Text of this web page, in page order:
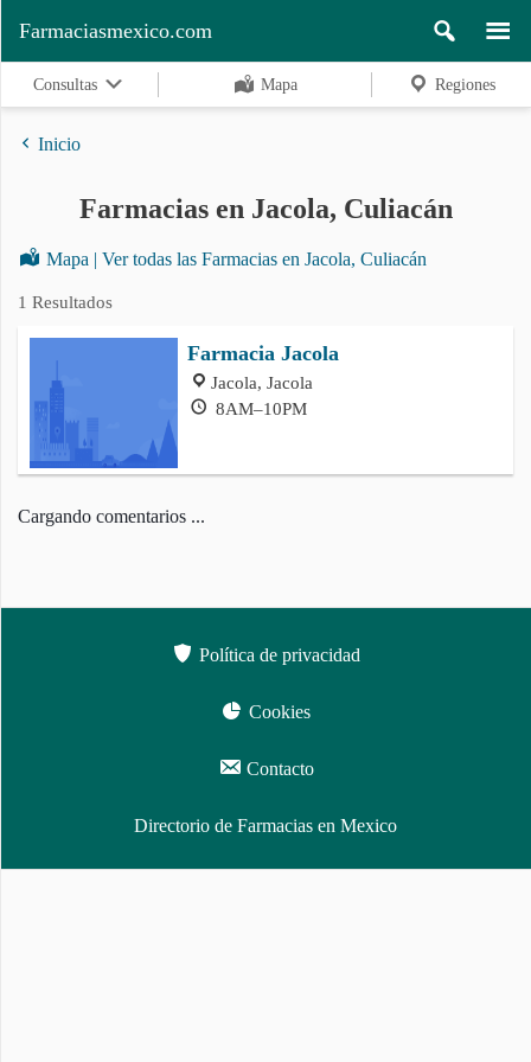
Regiones
Buscar
Contacto
Farmaciasmexico.com
Consultas Mapa Regiones
Inicio
Farmacias en Jacola, Culiacán
Mapa | Ver todas las Farmacias en Jacola, Culiacán
1 Resultados
Farmacia Jacola
Jacola, Jacola
8AM–10PM